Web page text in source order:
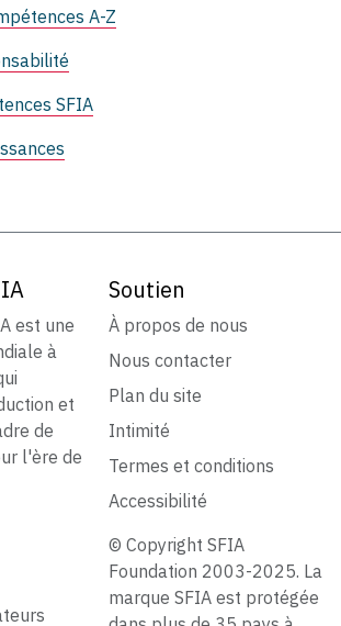
A-Z
SFIA
est une
à
et
de
l'ère de
Soutien
À propos de nous
Nous contacter
Plan du site
Intimité
Termes et conditions
Accessibilité
© Copyright SFIA
Foundation 2003-2025. La
marque SFIA est protégée